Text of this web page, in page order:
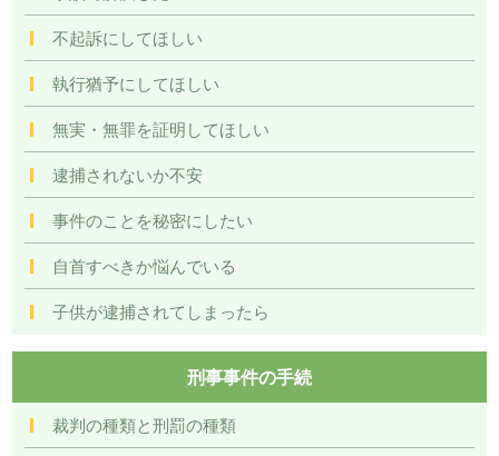
不起訴にしてほしい
執行猶予にしてほしい
無実・無罪を証明してほしい
逮捕されないか不安
事件のことを秘密にしたい
自首すべきか悩んでいる
子供が逮捕されてしまったら
刑事事件の手続
裁判の種類と刑罰の種類